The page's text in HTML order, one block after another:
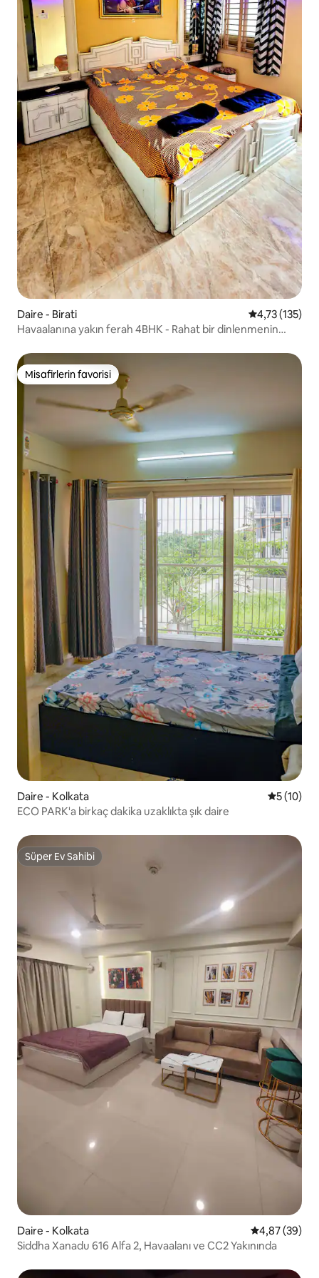
Daire - Birati 5 üzerinden
4,73 (135)
Havaalanına yakın ferah 4BHK - Rahat bir dinlenmenin
Misafirlerin favorisi
Misafirlerin favorisi
Daire - Kolkata 55 (10)
ECO PARK'a birkaç dakika uzaklıkta şık daire
Süper Ev Sahibi
Süper Ev Sahibi
Daire - Kolkata 5 üzerinden
4,87 (39)
Siddha Xanadu 616 Alfa 2, Havaalanı ve CC2 Yakınında